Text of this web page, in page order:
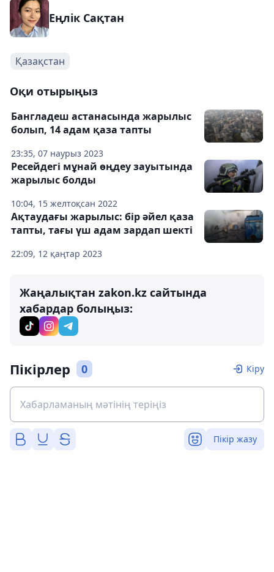
Еңлік Сақтан
Қазақстан
Оқи отырыңыз
23:35, 07 наурыз 2023
Бангладеш астанасында жарылыс
болып, 14 адам қаза тапты
10:04, 15 желтоқсан 2022
Ресейдегі мұнай өңдеу зауытында
жарылыс болды
22:09, 12 қаңтар 2023
Ақтаудағы жарылыс: бір әйел қаза
тапты, тағы үш адам зардап шекті
Жаңалықтан zakon.kz сайтында
хабардар болыңыз:
Пікірлер 0 Кіру
Пікір жазу